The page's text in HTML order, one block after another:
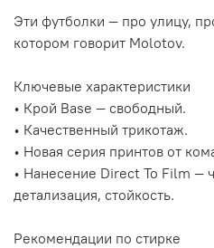
Эти футболки — про улицу,
котором говорит Molotov.
Ключевые характеристики
• Крой Base — свободный.
• Качественный трикотаж.
• Новая серия принтов от
• Нанесение Direct To Film —
детализация, стойкость.
Рекомендации по стирке